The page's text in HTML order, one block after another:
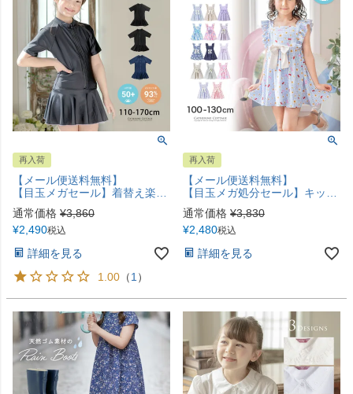
再入荷
【メール便送料無料】
【目玉メガセール】着替え楽々前ファスナー半袖ラッシュガード一体型スクール水着 スク水 女の子 半袖 UVカット 前ファスナーで着替えも楽々半袖ラッシュガード一体型ワンピース水着 紺 黒 ワンピース型 ジッパー キッズ キャサリンコテージ YUP12《メール便優先商品》
通常価格 ¥3,860
¥2,490税込
詳細を見る
1.00 （1 ）
再入荷
【メール便送料無料】
【目玉メガ処分セール】キッズ 水着 女の子 セール 肩フリルワンピース水着 スイムウェア インナーパンツ付き YUP12《メール便優先商品》
通常価格 ¥3,830
¥2,480税込
詳細を見る